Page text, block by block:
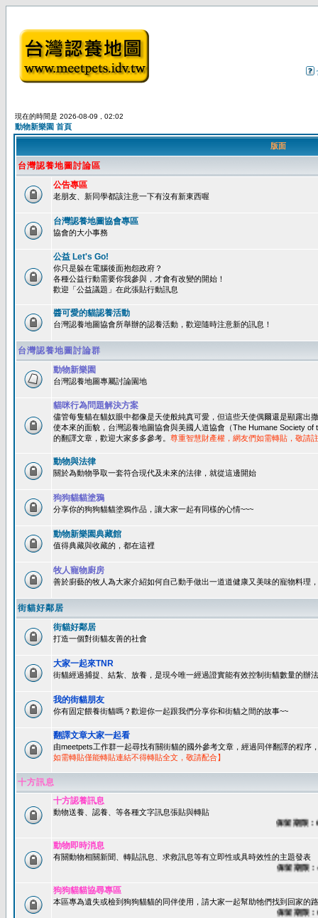
現在的時間是 2026-08-09 , 02:02
動物新樂園 首頁
版面
台灣認養地圖討論區
公告專區
老朋友、新同學都該注意一下有沒有新東西喔
台灣認養地圖協會專區
協會的大小事務
公益 Let's Go!
你只是躲在電腦後面抱怨政府？
各種公益行動需要你我參與，才會有改變的開始！
歡迎「公益議題」在此張貼行動訊息
醬可愛的貓認養活動
台灣認養地圖協會所舉辦的認養活動，歡迎隨時注意新的訊息！
台灣認養地圖討論群
動物新樂園
台灣認養地圖專屬討論園地
貓咪行為問題解決方案
儘管每隻貓在貓奴眼中都像是天使般純真可愛，但這些天使偶爾還是顯露出
使本來的面貌，台灣認養地圖協會與美國人道協會（The Humane Society
的翻譯文章，歡迎大家多多參考。 尊重智慧財產權，網友們如需轉貼，敬請
動物與法律
關於為動物爭取一套符合現代及未來的法律，就從這邊開始
狗狗貓貓塗鴉
分享你的狗狗貓貓塗鴉作品，讓大家一起有同樣的心情~~~
動物新樂園典藏館
值得典藏與收藏的，都在這裡
牧人寵物廚房
善於廚藝的牧人為大家介紹如何自己動手做出一道道健康又美味的寵物料理
街貓好鄰居
街貓好鄰居
打造一個對街貓友善的社會
大家一起來TNR
街貓經過捕捉、結紮、放養，是現今唯一經過證實能有效控制街貓數量的辦
我的街貓朋友
你有固定餵養街貓嗎？歡迎你一起跟我們分享你和街貓之間的故事~~
翻譯文章大家一起看
由meetpets工作群一起尋找有關街貓的國外參考文章，經過同伴翻譯的程序
如需轉貼僅能轉貼連結不得轉貼全文，敬請配合】
十方訊息
十方認養訊息
動物送養、認養、等各種文字訊息張貼與轉貼
保留期限：60天
動物即時消息
有關動物相關新聞、轉貼訊息、求救訊息等有立即性或具時效性的主題發表
保留期限：45
狗狗貓貓協尋專區
本區專為遺失或檢到狗狗貓貓的同伴使用，請大家一起幫助牠們找到回家的
保留期限：60